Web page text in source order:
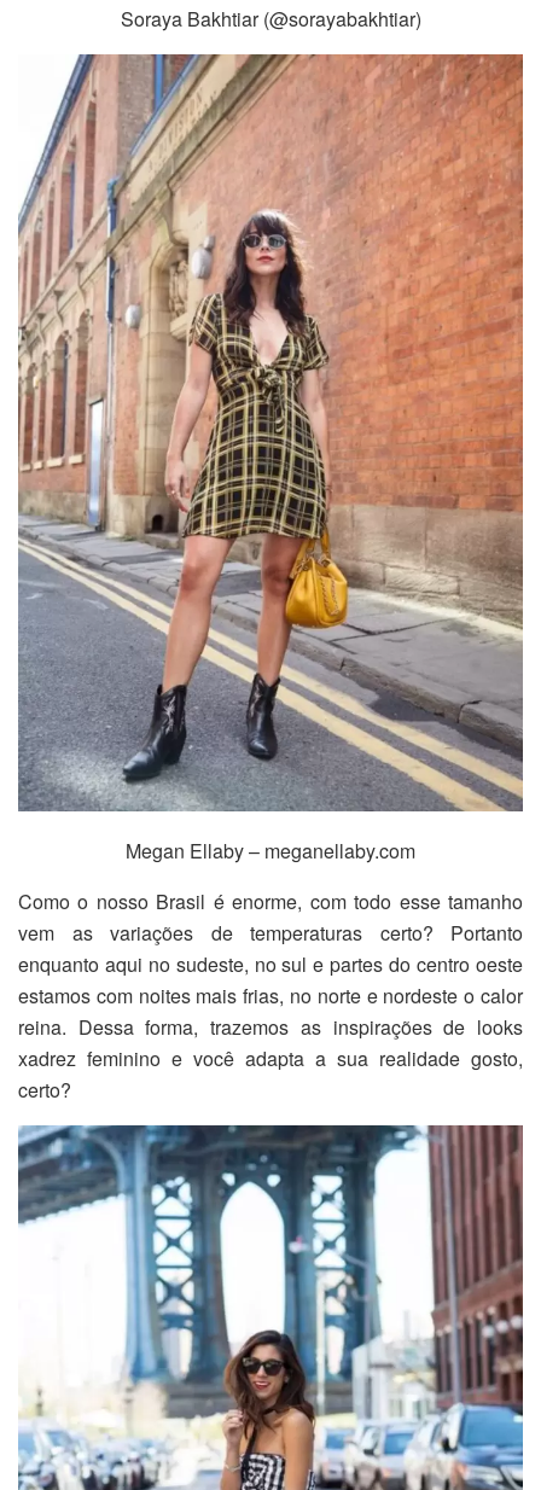
Soraya Bakhtiar (@sorayabakhtiar)
Megan Ellaby – meganellaby.com
Como o nosso Brasil é enorme, com todo esse tamanho
vem as variações de temperaturas certo? Portanto
enquanto aqui no sudeste, no sul e partes do centro oeste
estamos com noites mais frias, no norte e nordeste o calor
reina. Dessa forma, trazemos as inspirações de looks
xadrez feminino e você adapta a sua realidade gosto,
certo?